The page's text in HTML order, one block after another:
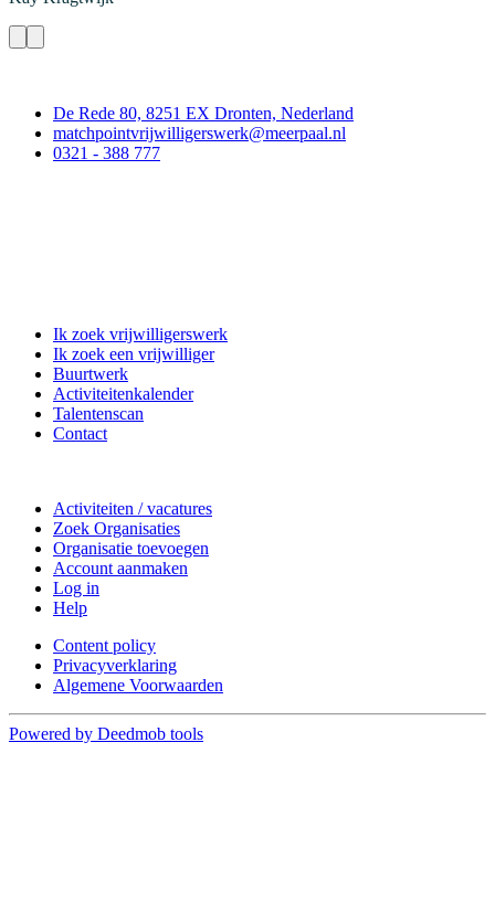
De Rede 80, 8251 EX Dronten, Nederland
matchpointvrijwilligerswerk@meerpaal.nl
0321 - 388 777
Ik zoek vrijwilligerswerk
Ik zoek een vrijwilliger
Buurtwerk
Activiteitenkalender
Talentenscan
Contact
Activiteiten / vacatures
Zoek Organisaties
Organisatie toevoegen
Account aanmaken
Log in
Help
Content policy
Privacyverklaring
Algemene Voorwaarden
Powered by Deedmob tools